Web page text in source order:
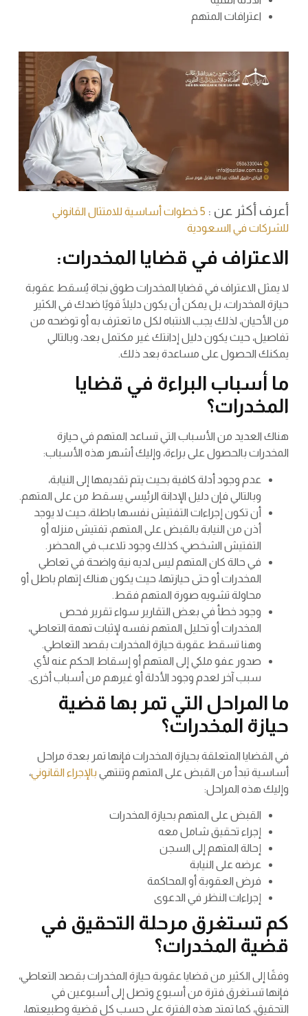
اعترافات المتهم
أعرف أكثر عن :
5 خطوات أساسية للامتثال القانوني
للشركات في السعودية
الاعتراف في قضايا المخدرات:
لا يمثل الاعتراف في قضايا المخدرات طوق نجاة يُسقط عقوبة
حيازة المخدرات، بل يمكن أن يكون دليلًا قويًا ضدك في الكثير
من الأحيان، لذلك يجب الانتباه لكل ما تعترف به أو توضحه من
تفاصيل، حيث يكون دليل إدانتك غير مكتمل بعد، وبالتالي
يمكنك الحصول على مساعدة بعد ذلك.
ما أسباب البراءة في قضايا
المخدرات؟
هناك العديد من الأسباب التي تساعد المتهم في حيازة
المخدرات بالحصول على براءة، وإليك أشهر هذه الأسباب:
عدم وجود أدلة كافية بحيث يتم تقديمها إلى النيابة،
وبالتالي فإن دليل الإدانة الرئيسي يسقط من على المتهم.
أن تكون إجراءات التفتيش نفسها باطلة، حيث لا يوجد
أذن من النيابة بالقبض على المتهم، تفتيش منزله أو
التفتيش الشخصي، كذلك وجود تلاعب في المحضر.
في حالة كان المتهم ليس لديه نية واضحة في تعاطي
المخدرات أو حتى حيازتها، حيث يكون هناك إتهام باطل أو
محاولة تشويه صورة المتهم فقط.
وجود خطأ في بعض التقارير سواء تقرير فحص
المخدرات أو تحليل المتهم نفسه لإثبات تهمة التعاطي،
وهنا تسقط عقوبة حيازة المخدرات بقصد التعاطي.
صدور عفو ملكي إلى المتهم أو إسقاط الحكم عنه لأي
سبب آخر لعدم وجود الأدلة أو غيرهم من أسباب أخرى.
ما المراحل التي تمر بها قضية
حيازة المخدرات؟
في القضايا المتعلقة بحيازة المخدرات فإنها تمر بعدة مراحل
أساسية تبدأ من القبض على المتهم وتنتهي بالإجراء القانوني،
وإليك هذه المراحل:
القبض على المتهم بحيازة المخدرات
إجراء تحقيق شامل معه
إحالة المتهم إلى السجن
عرضه على النيابة
فرض العقوبة أو المحاكمة
إجراءات النظر في الدعوى
كم تستغرق مرحلة التحقيق في
قضية المخدرات؟
وفقًا إلى الكثير من قضايا عقوبة حيازة المخدرات بقصد التعاطي،
فإنها تستغرق فترة من أسبوع وتصل إلى أسبوعين في
التحقيق، كما تمتد هذه الفترة على حسب كل قضية وطبيعتها،